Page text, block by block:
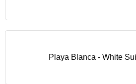
Playa Blanca - White